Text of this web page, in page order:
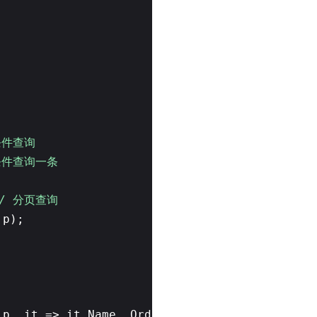
查询
查询一条
分页查询